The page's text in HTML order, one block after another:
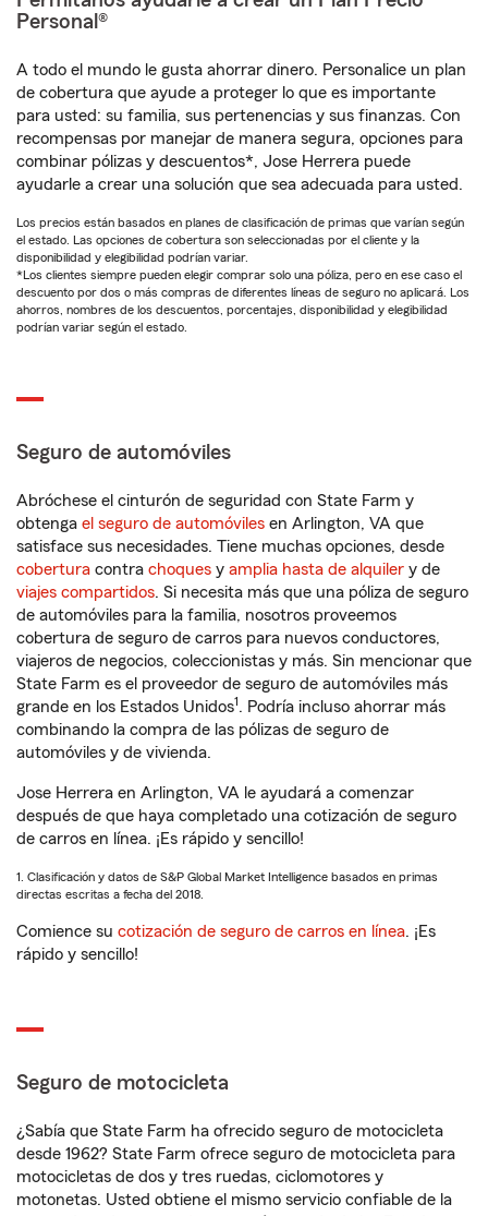
Personal®
A todo el mundo le gusta ahorrar dinero. Personalice un plan
de cobertura que ayude a proteger lo que es importante
para usted: su familia, sus pertenencias y sus finanzas. Con
recompensas por manejar de manera segura, opciones para
combinar pólizas y descuentos*, Jose Herrera puede
ayudarle a crear una solución que sea adecuada para usted.
Los precios están basados en planes de clasificación de primas que varían según
el estado. Las opciones de cobertura son seleccionadas por el cliente y la
disponibilidad y elegibilidad podrían variar.
*Los clientes siempre pueden elegir comprar solo una póliza, pero en ese caso el
descuento por dos o más compras de diferentes líneas de seguro no aplicará. Los
ahorros, nombres de los descuentos, porcentajes, disponibilidad y elegibilidad
podrían variar según el estado.
Seguro de automóviles
Abróchese el cinturón de seguridad con State Farm y
obtenga el seguro de automóviles en Arlington, VA que
satisface sus necesidades. Tiene muchas opciones, desde
cobertura contra choques y amplia hasta de alquiler y de
viajes compartidos. Si necesita más que una póliza de seguro
de automóviles para la familia, nosotros proveemos
cobertura de seguro de carros para nuevos conductores,
viajeros de negocios, coleccionistas y más. Sin mencionar que
State Farm es el proveedor de seguro de automóviles más
grande en los Estados Unidos1. Podría incluso ahorrar más
combinando la compra de las pólizas de seguro de
automóviles y de vivienda.
Jose Herrera en Arlington, VA le ayudará a comenzar
después de que haya completado una cotización de seguro
de carros en línea. ¡Es rápido y sencillo!
1. Clasificación y datos de S&P Global Market Intelligence basados en primas
directas escritas a fecha del 2018.
Comience su cotización de seguro de carros en línea. ¡Es
rápido y sencillo!
Seguro de motocicleta
¿Sabía que State Farm ha ofrecido seguro de motocicleta
desde 1962? State Farm ofrece seguro de motocicleta para
motocicletas de dos y tres ruedas, ciclomotores y
motonetas. Usted obtiene el mismo servicio confiable de la